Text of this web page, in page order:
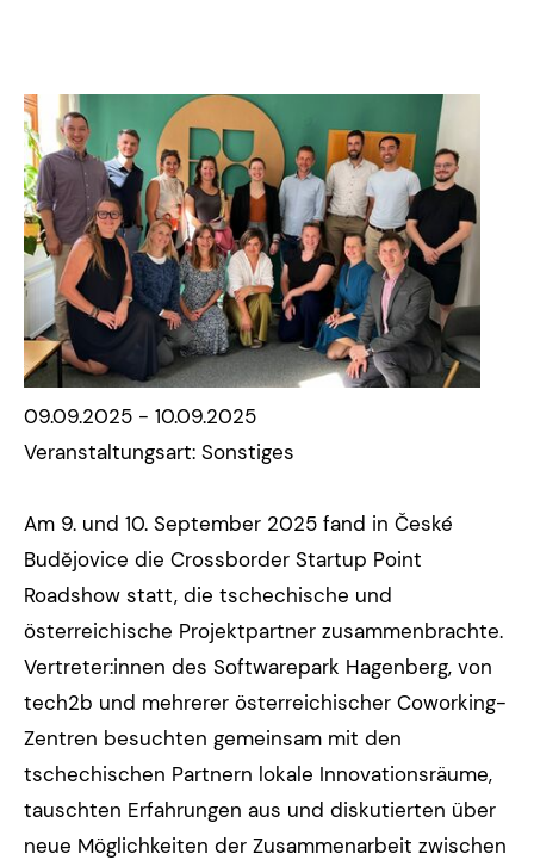
09.09.2025 - 10.09.2025
Veranstaltungsart: Sonstiges
Am 9. und 10. September 2025 fand in České
Budějovice die Crossborder Startup Point
Roadshow statt, die tschechische und
österreichische Projektpartner zusammenbrachte.
Vertreter:innen des Softwarepark Hagenberg, von
tech2b und mehrerer österreichischer Coworking-
Zentren besuchten gemeinsam mit den
tschechischen Partnern lokale Innovationsräume,
tauschten Erfahrungen aus und diskutierten über
neue Möglichkeiten der Zusammenarbeit zwischen